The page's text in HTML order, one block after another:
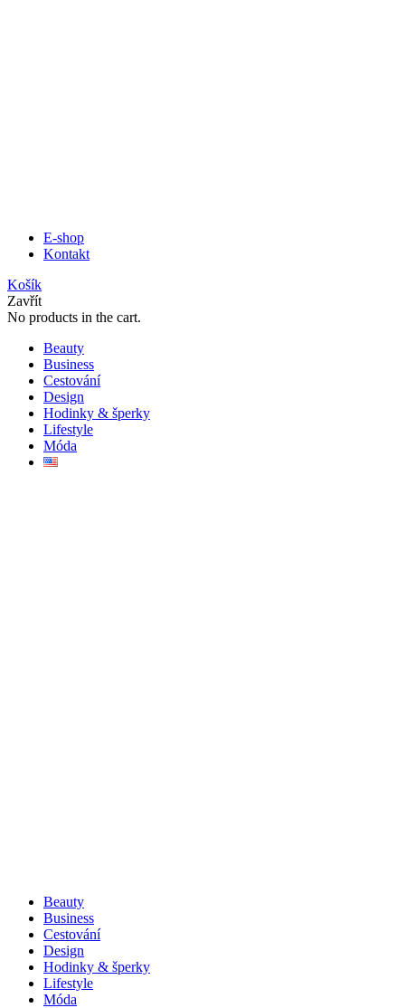
E-shop
Kontakt
Košík
Zavřít
No products in the cart.
Beauty
Business
Cestování
Design
Hodinky & šperky
Lifestyle
Móda
Beauty
Business
Cestování
Design
Hodinky & šperky
Lifestyle
Móda